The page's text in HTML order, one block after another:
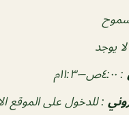
لا يوجد
: ٤:٠٠ص–١١:٣٠م
: للدخول على الموقع